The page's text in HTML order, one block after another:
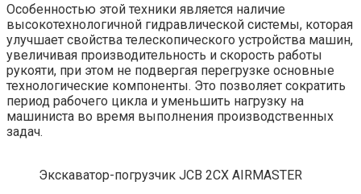
Особенностью этой техники является наличие
высокотехнологичной гидравлической системы, которая
улучшает свойства телескопического устройства машин,
увеличивая производительность и скорость работы
рукояти, при этом не подвергая перегрузке основные
технологические компоненты. Это позволяет сократить
период рабочего цикла и уменьшить нагрузку на
машиниста во время выполнения производственных
задач.
Экскаватор-погрузчик JCB 2CX AIRMASTER